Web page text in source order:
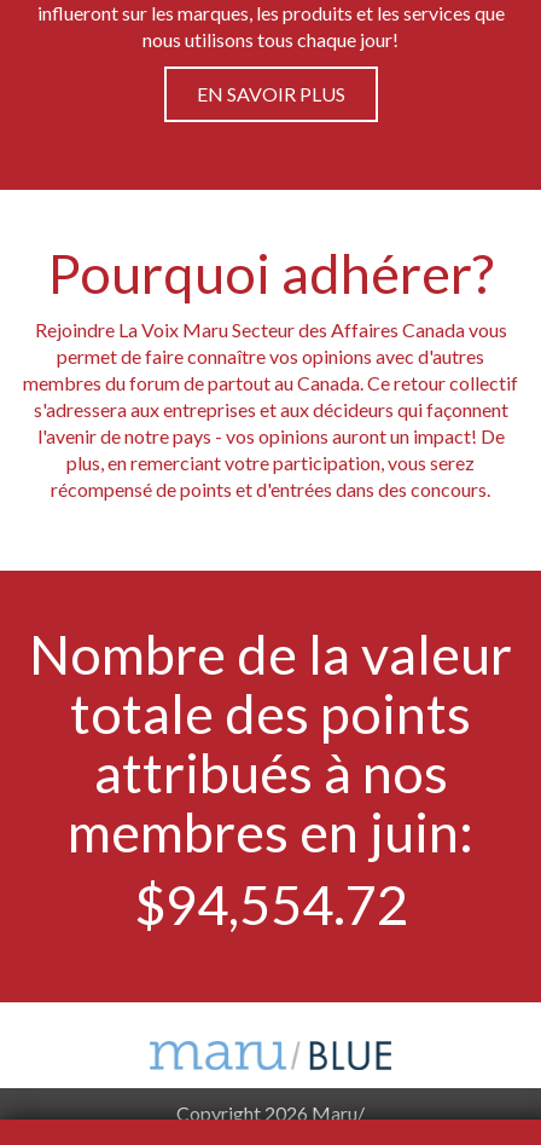
influeront sur les marques, les produits et les services que
nous utilisons tous chaque jour!
EN SAVOIR PLUS
Pourquoi adhérer?
Rejoindre La Voix Maru Secteur des Affaires Canada vous
permet de faire connaître vos opinions avec d'autres
membres du forum de partout au Canada. Ce retour collectif
s'adressera aux entreprises et aux décideurs qui façonnent
l'avenir de notre pays - vos opinions auront un impact! De
plus, en remerciant votre participation, vous serez
récompensé de points et d'entrées dans des concours.
Nombre de la valeur
totale des points
attribués à nos
membres en juin:
$94,554.72
Copyright 2026 Maru/